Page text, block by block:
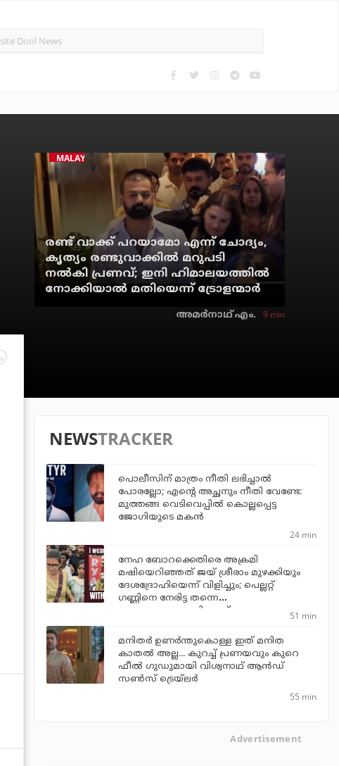
MALAYALAM CINEMA
രണ്ട് വാക്ക് പറയാമോ എന്ന് ചോദ്യം,
കൃത്യം രണ്ടുവാക്കില്‍ മറുപടി
നല്‍കി പ്രണവ്; ഇനി ഹിമാലയത്തില്‍
നോക്കിയാല്‍ മതിയെന്ന് ട്രോളന്മാര്‍
അമര്‍നാഥ് എം. 9 min
NEWSTRACKER
പൊലീസിന് മാത്രം നീതി ലഭിച്ചാല്‍
പോരല്ലോ; എന്റെ അച്ഛനും നീതി വേണ്ടേ:
മുത്തങ്ങ വെടിവെപ്പില്‍ കൊല്ലപ്പെട്ട
ജോഗിയുടെ മകന്‍
24 min
നേഹ ബോറക്കെതിരെ അക്രമി
മഷിയെറിഞ്ഞത് ജയ് ശ്രീരാം മുഴക്കിയും
ദേശദ്രോഹിയെന്ന് വിളിച്ചും; പെല്ലറ്റ്
ഗണ്ണിനെ നേരിട്ട തന്നെ
ഭയപ്പെടുത്താനാവില്ലെന്ന് നേഹ
51 min
മനിതര്‍ ഉണര്‍ന്തുകൊള്ള ഇത് മനിത
കാതല്‍ അല്ല... കുറച്ച് പ്രണയവും കുറെ
ഫീല്‍ ഗുഡുമായി വിശ്വനാഥ് ആന്‍ഡ്
സണ്‍സ് ട്രെയ്‌ലര്‍
55 min
Advertisement